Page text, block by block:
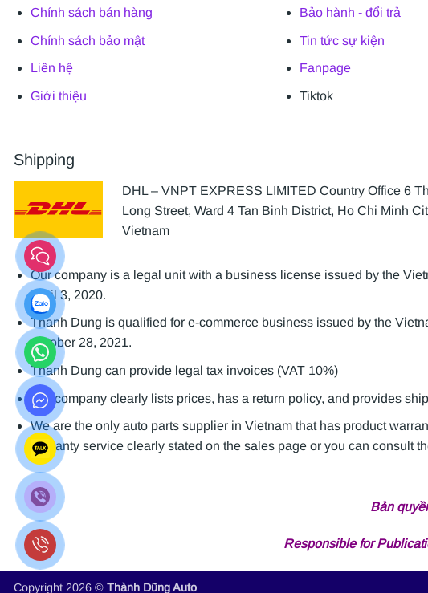
Chính sách bán hàng
Chính sách bảo mật
Liên hệ
Giới thiệu
Bảo hành - đổi trả
Tin tức sự kiện
Fanpage
Tiktok
Shipping
DHL – VNPT EXPRESS LIMITED Country Office 6
Long Street, Ward 4 Tan Binh District, Ho Chi Minh
Vietnam
Our company is a legal unit with a business license issued by the
April 3, 2020.
Thanh Dung is qualified for e-commerce business issued by the
October 28, 2021.
Thanh Dung can provide legal tax invoices (VAT 10%)
Our company clearly lists prices, has a return policy, and provides
We are the only auto parts supplier in Vietnam that has product
warranty service clearly stated on the sales page or you can consult
Bản
Responsible for
Copyright 2026 © Thành Dũng Auto